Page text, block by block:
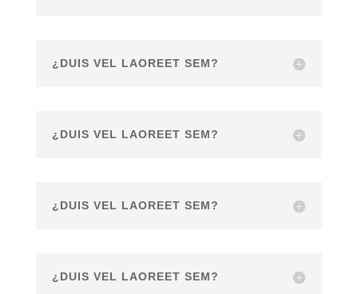
¿DUIS VEL LAOREET SEM?
¿DUIS VEL LAOREET SEM?
¿DUIS VEL LAOREET SEM?
¿DUIS VEL LAOREET SEM?